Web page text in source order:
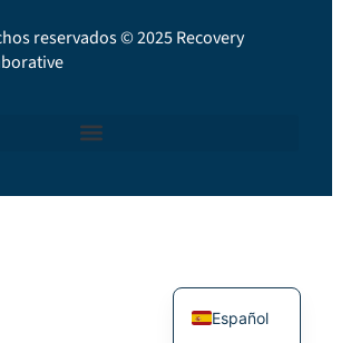
reservados © 2025 Recovery
Español